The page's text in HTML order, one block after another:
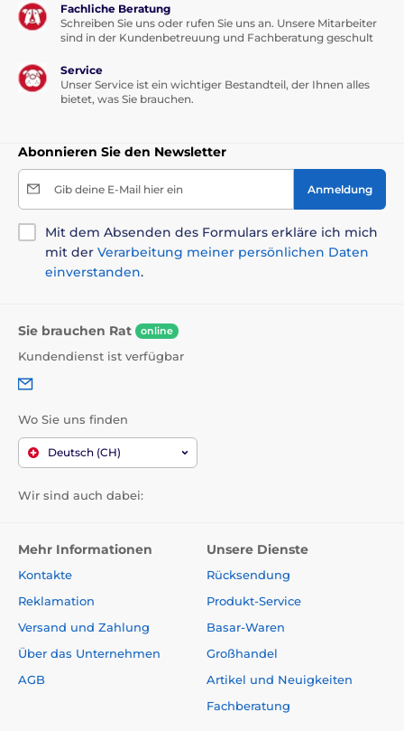
Fachliche Beratung
Schreiben Sie uns oder rufen Sie uns an. Unsere Mitarbeiter
sind in der Kundenbetreuung und Fachberatung geschult
Service
Unser Service ist ein wichtiger Bestandteil, der Ihnen alles
bietet, was Sie brauchen.
Abonnieren Sie den Newsletter
Gib deine E-Mail hier ein Anmeldung
Mit dem Absenden des Formulars erkläre ich mich
mit der Verarbeitung meiner persönlichen Daten
einverstanden.
Sie brauchen Rat online
Kundendienst ist verfügbar
Wo Sie uns finden
Deutsch (CH)
Wir sind auch dabei:
Mehr Informationen
Kontakte
Reklamation
Versand und Zahlung
Über das Unternehmen
AGB
Unsere Dienste
Rücksendung
Produkt-Service
Basar-Waren
Großhandel
Artikel und Neuigkeiten
Fachberatung